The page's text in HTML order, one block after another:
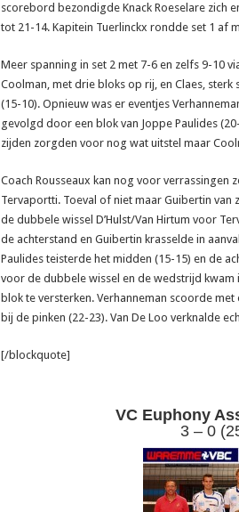
scorebord bezondigde Knack Roeselare zich
tot 21-14. Kapitein Tuerlinckx rondde set 1 af
Meer spanning in set 2 met 7-6 en zelfs 9-10
Coolman, met drie bloks op rij, en Claes,
(15-10). Opnieuw was er eventjes
gevolgd door een blok van Joppe Paulides
zijden zorgden voor nog wat uitstel maar
Coach Rousseaux kan nog voor verrassingen
Tervaportti. Toeval of niet maar Guibertin
de dubbele wissel D’Hulst/Van Hirtum voor
de achterstand en Guibertin krasselde in
Paulides teisterde het midden (15-15) en de
voor de dubbele wissel en de wedstrijd kwam
blok te versterken. Verhanneman scoorde
bij de pinken (22-23). Van De Loo verknalde
[/blockquote]
VC Euphony
3 – 0